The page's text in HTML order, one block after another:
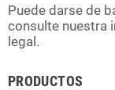
Puede darse de
consulte nuestra
legal.
PRODUCTOS